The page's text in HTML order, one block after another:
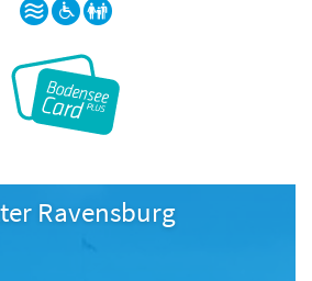
Ravensburg